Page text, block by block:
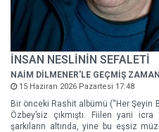
İNSAN NESLİNİN SEFALETİ
NAİM DİLMENER'LE GEÇMİŞ
15 Haziran 2026 Pazartesi 17:48
Bir önceki Rashit albümü (“Her Şeyin
Özbey’siz çıkmıştı. Fiilen yani
şarkıların altında, yine bu eşsiz